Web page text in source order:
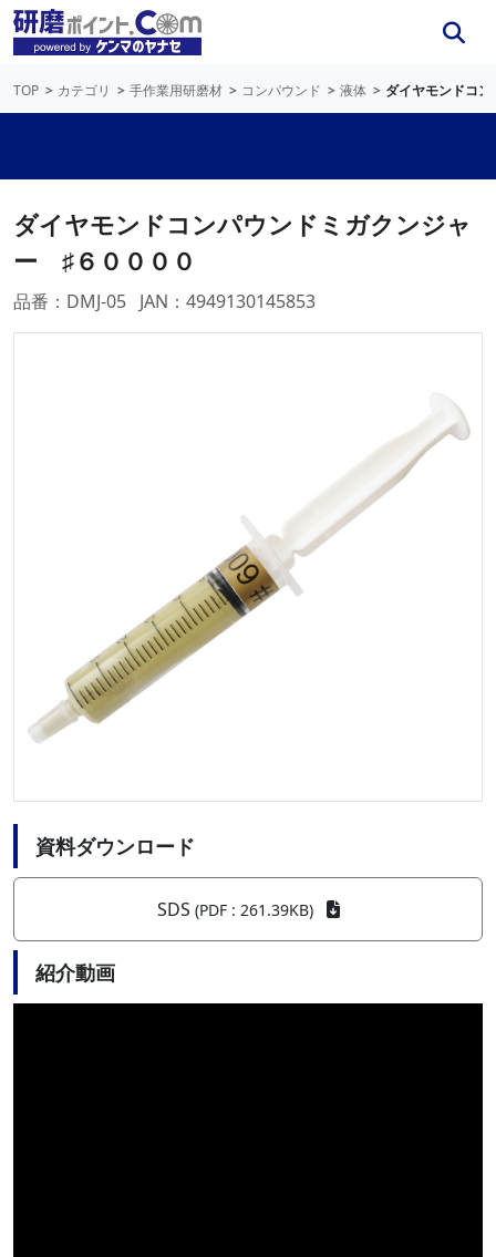
TOP カテゴリ 手作業用研磨材 コンパウンド 液体 ダイヤモンドコ
ダイヤモンドコンパウンドミガクンジャ
ー ♯６００００
品番：DMJ-05 JAN：4949130145853
資料ダウンロード
SDS (PDF : 261.39KB)
紹介動画